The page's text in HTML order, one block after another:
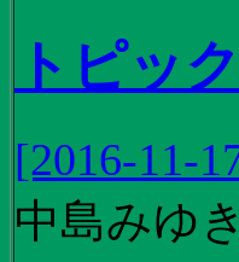
トピッ
[2016-11-
中島みゆ